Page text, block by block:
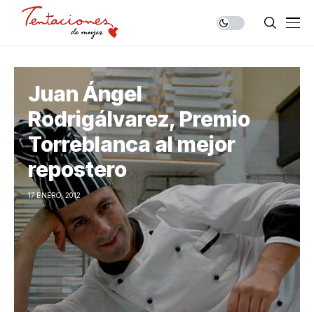
Juan Ángel
Rodrigálvarez, Premio
Torreblanca al mejor
repostero
17 ENERO, 2012